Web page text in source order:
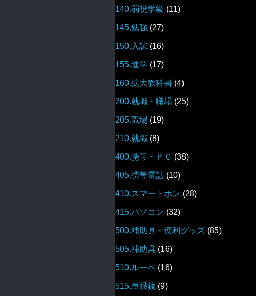
140.弱視学級 (11)
145.勉強 (27)
150.入試 (16)
155.進学 (17)
160.拡大教科書 (4)
200.就職・職場 (25)
205.職場 (19)
210.就職 (8)
400.携帯・ＰＣ (38)
405.携帯電話 (10)
410.スマートホン (28)
415.パソコン (32)
500.補助具・便利グッズ (85)
505.補助具 (16)
510.ルーペ (16)
515.単眼鏡 (9)